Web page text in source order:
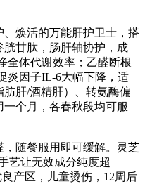
焕活的万能肝护卫士，搭
胱甘肽，肠肝轴协护，成
全体代谢效率；乙醛断根
炎因子IL-6大幅下降，适
肝/酒精肝）、转氨酶偏
个月，各春秋段均可服
随餐服用即可缓解。灵芝
艺让无效成分纯度超
产区，儿童烫伤，12周后